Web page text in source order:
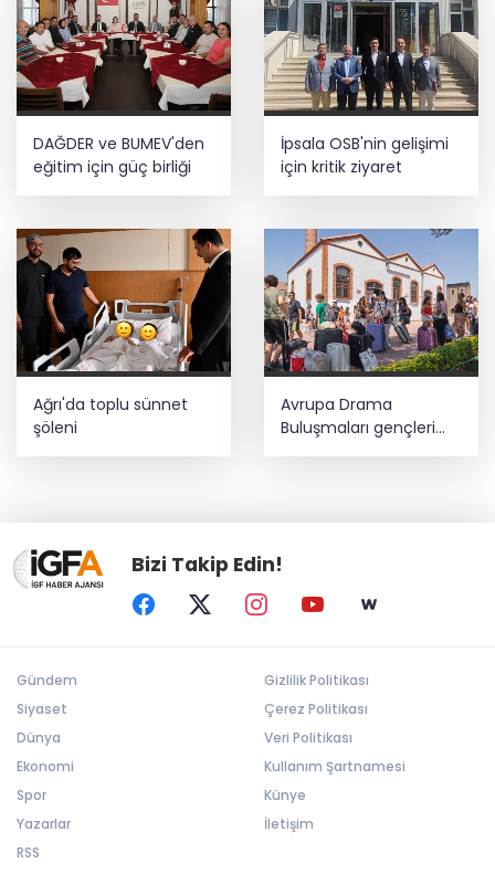
DAĞDER ve BUMEV'den
eğitim için güç birliği
İpsala OSB'nin gelişimi
için kritik ziyaret
Ağrı'da toplu sünnet
şöleni
Avrupa Drama
Buluşmaları gençleri
İzmir’de
Bizi Takip Edin!
Gündem
Siyaset
Dünya
Ekonomi
Spor
Yazarlar
RSS
Gizlilik Politikası
Çerez Politikası
Veri Politikası
Kullanım Şartnamesi
Künye
İletişim